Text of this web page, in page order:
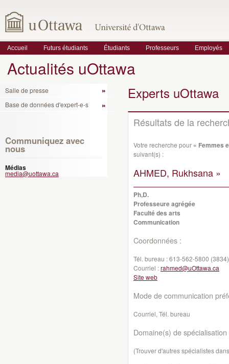
Accueil Futurs étudiants Étudiants Professeurs Employés
Actualités uOttawa
Salle de presse
Base de données d'expert-e-s
Communiquez avec
nous
Médias
media@uottawa.ca
Experts uOttawa
Résultats de la
Votre recherche pour « Femmes
suivant(s) :
AHMED, Rukhsana »
Ph,D.
Professeure agrégée
Faculté des arts
Communication
Coordonnées :
Tél. bureau :613-562-5800 (3834)
Courriel :rahmed@uOttawa.ca
Site web
Mode de communication
Courriel, Tél. bureau
Domaine(s) de spécialisation
(Trouver d'autres spécialistes